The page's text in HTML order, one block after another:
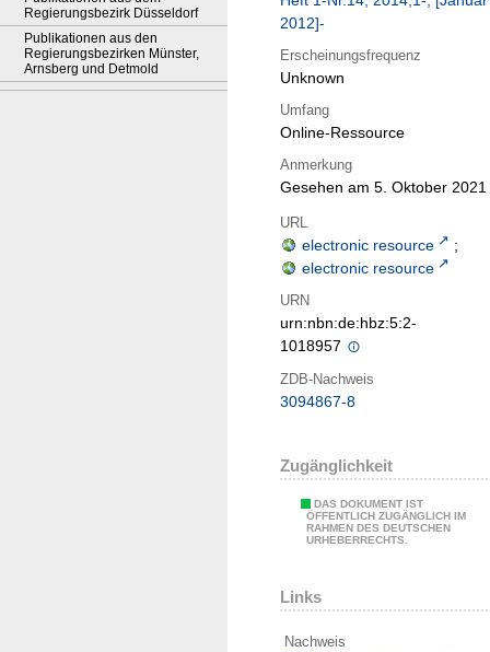
Regierungsbezirk Düsseldorf
Publikationen aus den
Regierungsbezirken Münster,
Arnsberg und Detmold
2012]-
Erscheinungsfrequenz
Unknown
Umfang
Online-Ressource
Anmerkung
Gesehen am 5. Oktober 2021
URL
electronic resource
;
electronic resource
URN
urn:nbn:de:hbz:5:2-
1018957
ZDB-Nachweis
3094867-8
Zugänglichkeit
DAS DOKUMENT IST
ÖFFENTLICH ZUGÄNGLICH IM
RAHMEN DES DEUTSCHEN
URHEBERRECHTS.
Links
Nachweis